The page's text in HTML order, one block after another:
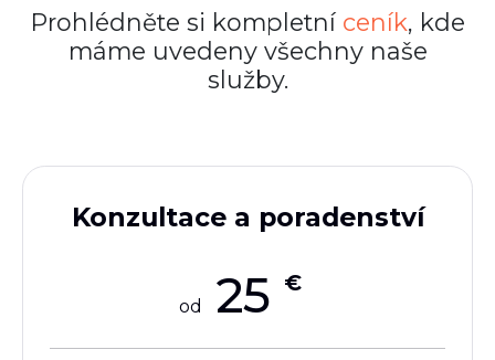
Prohlédněte si kompletní ceník, kde
máme uvedeny všechny naše
služby.
Konzultace a poradenství
od 25 €